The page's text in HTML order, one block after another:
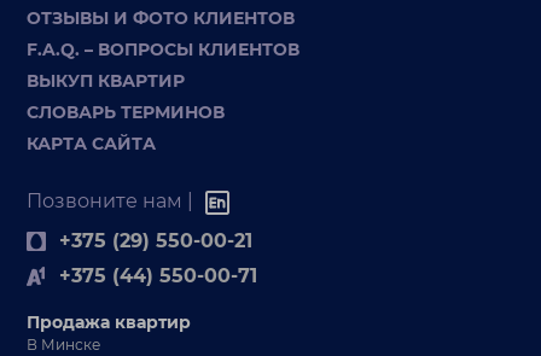
ОТЗЫВЫ И ФОТО КЛИЕНТОВ
F.A.Q. – ВОПРОСЫ КЛИЕНТОВ
ВЫКУП КВАРТИР
СЛОВАРЬ ТЕРМИНОВ
КАРТА САЙТА
Позвоните нам |
+375 (29) 550-00-21
+375 (44) 550-00-71
Продажа квартир
В Минске